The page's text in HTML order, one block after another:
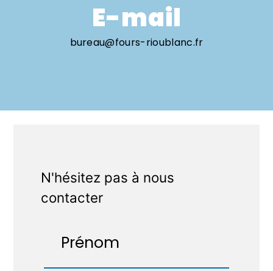
E-mail
bureau@fours-rioublanc.fr
N'hésitez pas à nous
contacter